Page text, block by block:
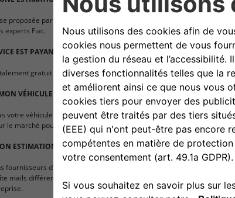
proposée par Fiat est sans engagement. Vous recevrez
experts Fiat.
EST PAYANT ?
gratuit pour vous.
VÉHICULE SUR LE SITE
votre véhicule sur notre site, n’hésitez pas à nous contacter pour
le marché pour pouvoir être estimés à leur juste valeur.
ESTIMATION PAR EMAIL
fournisseurs d’adresses e-mail identifient à tort les emails de Fiat
mails différemment. Si toutefois vous ne recevez pas votre email